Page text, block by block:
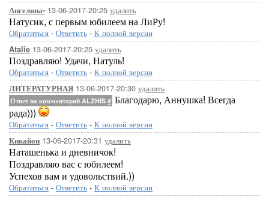
Ангелина- 13-06-2017-20:25 удалить
Натусик, с первым юбилеем на ЛиРу!
Обратиться - Ответить - К полной версии
Atalie 13-06-2017-20:25 удалить
Поздравляю! Удачи, Натуль!
Обратиться - Ответить - К полной версии
ЛИТЕРАТУРНАЯ 13-06-2017-20:30 удалить
Ответ на комментарий ALZHIS # Благодарю, Аннушка! Всегда
рада)))
Обратиться - Ответить - К полной версии
Кикайон 13-06-2017-20:31 удалить
Наташенька и дневничок!
Поздравляю вас с юбилеем!
Успехов вам и удовольствий.))
Обратиться - Ответить - К полной версии